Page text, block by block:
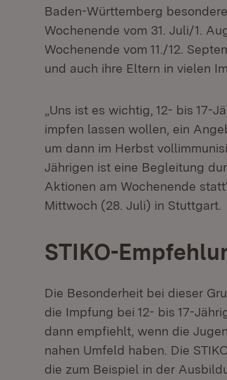
Baden-Württemberg
Wochenende vom 31. Juli/1.
Wochenende vom 11./12.
und auch ihre Eltern in vielen
„Uns ist es wichtig, 12- bis 17-
impfen lassen wollen, ein
um dann im Herbst
Jährigen ist eine Begleitung
Aktionen am Wochenende
Mittwoch (28. Juli) in Stuttgart.
STIKO-
Die Besonderheit bei dieser
die Impfung bei 12- bis 17-
dann empfiehlt, wenn die
nahen Umfeld haben. Die
die zum Beispiel in der